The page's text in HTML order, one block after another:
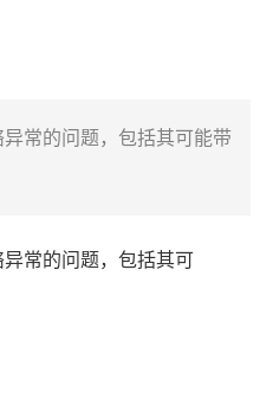
异常的问题，包括其可能带
异常的问题，包括其可